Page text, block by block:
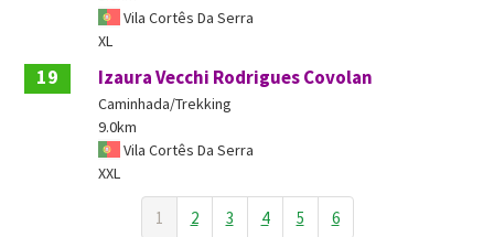
Vila Cortês Da Serra
XL
19 Izaura Vecchi Rodrigues Covolan
Caminhada/Trekking
9.0km
Vila Cortês Da Serra
XXL
1 2 3 4 5 6